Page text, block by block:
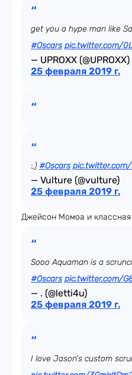
get you a hype man like
#Oscars pic.twitter.com/
— UPROXX (@UPROXX)
25 февраля 2019 г.
:,) #Oscars pic.twitter.com/
— Vulture (@vulture)
25 февраля 2019 г.
Джейсон Момоа и классная
Sooo Aquaman is a
#Oscars pic.twitter.com/
— . (@letti4u)
25 февраля 2019 г.
I love Jason's custom